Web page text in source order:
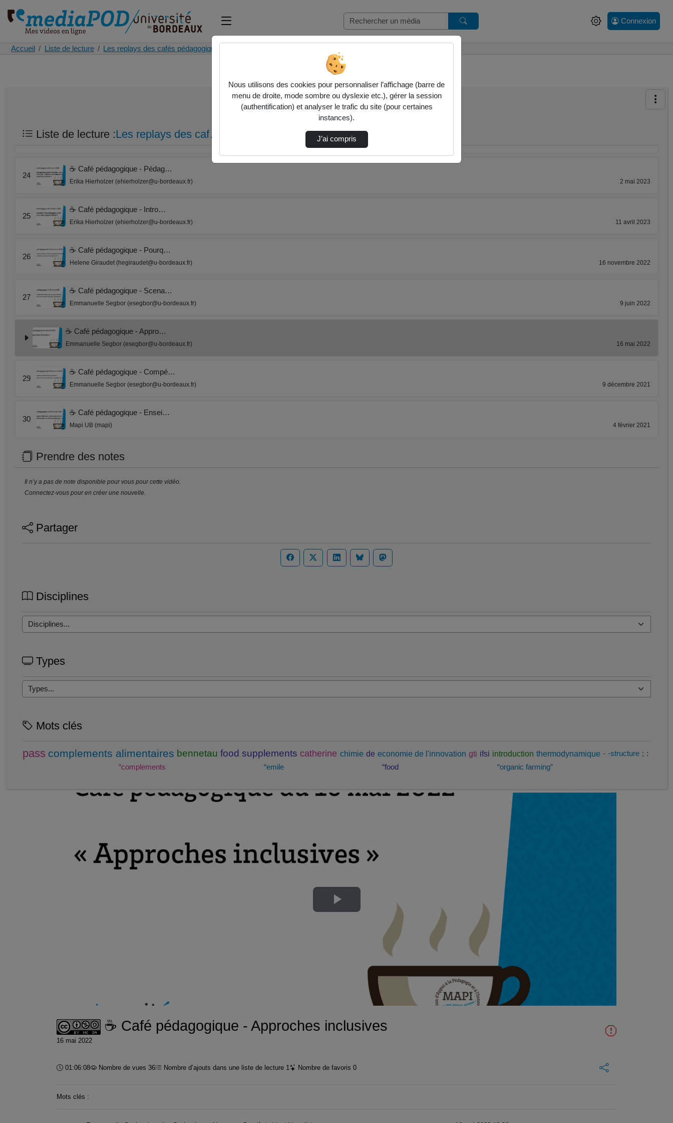
Connexion
Accueil Liste de lecture Les replays des cafés pédagogiques
Liste de lecture :Les replays des caf…
20
Erika Hierholzer (ehierholzer@u-bordeaux.fr) 17 octobre 2023
21
☕ Café pédagogique - Comm…
23
☕ Café pédagogique - Les c…
Erika Hierholzer (ehierholzer@u-bordeaux.fr)
24
☕ Café pédagogique - Pédag…
Erika Hierholzer (ehierholzer@u-bordeaux.fr) 2 mai 2023
25
☕ Café pédagogique - Intro…
Erika Hierholzer (ehierholzer@u-bordeaux.fr) 11 avril 2023
26
☕ Café pédagogique - Pourq…
Helene Giraudet (hegiraudet@u-bordeaux.fr) 16 novembre 2022
27
☕ Café pédagogique - Scena…
Emmanuelle Segbor (esegbor@u-bordeaux.fr) 9 juin 2022
☕ Café pédagogique - Appro…
Emmanuelle Segbor (esegbor@u-bordeaux.fr) 16 mai 2022
29
☕ Café pédagogique - Compé…
Emmanuelle Segbor (esegbor@u-bordeaux.fr) 9 décembre 2021
30
☕ Café pédagogique - Ensei…
Mapi UB (mapi) 4 février 2021
Prendre des notes
Il n’y a pas de note disponible pour vous pour cette vidéo.
Connectez-vous pour en créer une nouvelle.
Partager
Disciplines
Types
Mots clés
pass complements alimentaires bennetau food supplements catherine chimie de economie de l'innovation gti ifsi introduction thermodynamique - -structure ; :
“complements
“emile “food “organic farming”
Lire
vidéo
☕ Café pédagogique - Approches inclusives
16 mai 2022
Durée :
01:06:08 Nombre de vues 36 Nombre d’ajouts dans une liste de lecture 1 Nombre de favoris 0
Mots clés :
Nous utilisons des cookies pour personnaliser l’affichage (barre de
menu de droite, mode sombre ou dyslexie etc.), gérer la session
(authentification) et analyser le trafic du site (pour certaines
instances).
J’ai compris